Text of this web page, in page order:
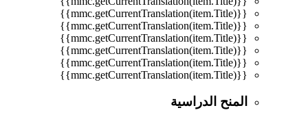
{{mmc.getCurrentTranslation(item.Title)}}
{{mmc.getCurrentTranslation(item.Title)}}
{{mmc.getCurrentTranslation(item.Title)}}
{{mmc.getCurrentTranslation(item.Title)}}
{{mmc.getCurrentTranslation(item.Title)}}
{{mmc.getCurrentTranslation(item.Title)}}
المنح الدراسية